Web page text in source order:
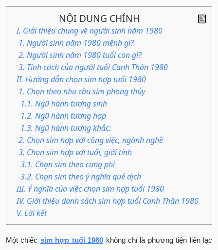
NỘI DUNG CHÍNH
I. Giới thiệu chung về người sinh năm 1980
1. Người sinh năm 1980 mệnh gì?
2. Người sinh năm 1980 tuổi con gì?
3. Tính cách của người tuổi Canh Thân 1980
II. Hướng dẫn chọn sim hợp tuổi 1980
1. Chọn theo nhu cầu sim phong thủy
1.1. Ngũ hành tương sinh
1.2. Ngũ hành tương hợp
1.3. Ngũ hành tương khắc:
2. Chọn sim hợp với công việc, ngành nghề
3. Chọn sim hợp với tuổi, giới tính
3.1. Chọn sim theo cung phi
3.2. Chọn sim theo ý nghĩa quẻ dịch
III. Ý nghĩa của việc chọn sim hợp tuổi 1980
IV. Giới thiệu danh sách sim hợp tuổi Canh Thân 1980
V. Lời kết
Một chiếc sim hợp tuổi 1980 không chỉ là phương tiện liên lạc